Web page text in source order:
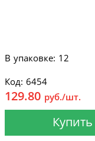
В упаковке: 12
Код: 6454
129.80 руб./шт.
Купить